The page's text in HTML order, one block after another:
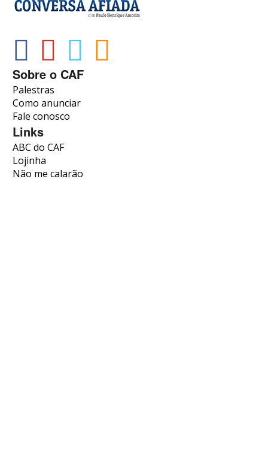
Sobre o CAF
Palestras
Como anunciar
Fale conosco
Links
ABC do CAF
Lojinha
Não me calarão